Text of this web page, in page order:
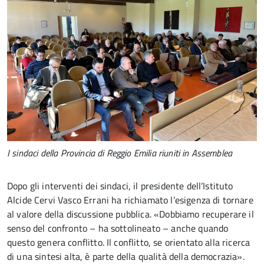
I sindaci della Provincia di Reggio Emilia riuniti in Assemblea
Dopo gli interventi dei sindaci, il presidente dell’Istituto
Alcide Cervi Vasco Errani ha richiamato l’esigenza di tornare
al valore della discussione pubblica. «Dobbiamo recuperare il
senso del confronto – ha sottolineato – anche quando
questo genera conflitto. Il conflitto, se orientato alla ricerca
di una sintesi alta, è parte della qualità della democrazia».